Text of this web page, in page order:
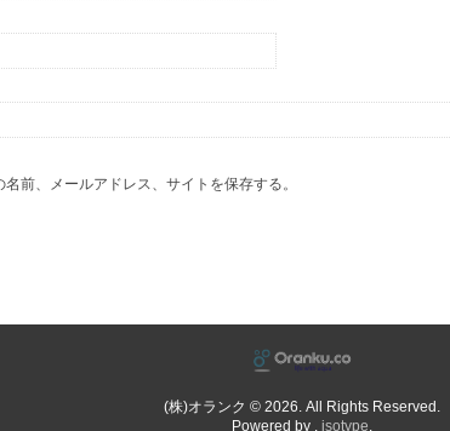
前、メールアドレス、サイトを保存する。
(株)オランク © 2026. All Rights Reserved.
Powered by . isotype